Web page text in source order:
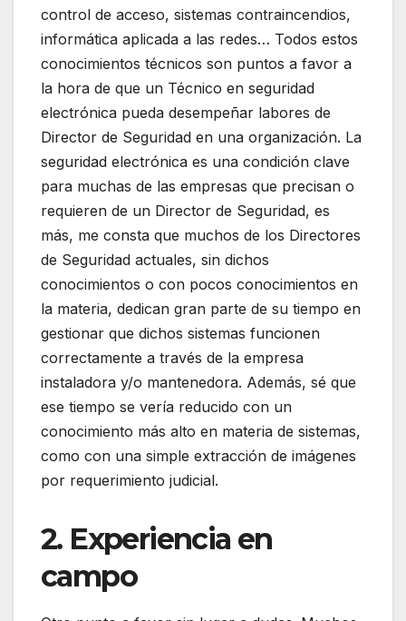
control de acceso, sistemas contraincendios,
informática aplicada a las redes… Todos estos
conocimientos técnicos son puntos a favor a
la hora de que un Técnico en seguridad
electrónica pueda desempeñar labores de
Director de Seguridad en una organización. La
seguridad electrónica es una condición clave
para muchas de las empresas que precisan o
requieren de un Director de Seguridad, es
más, me consta que muchos de los Directores
de Seguridad actuales, sin dichos
conocimientos o con pocos conocimientos en
la materia, dedican gran parte de su tiempo en
gestionar que dichos sistemas funcionen
correctamente a través de la empresa
instaladora y/o mantenedora. Además, sé que
ese tiempo se vería reducido con un
conocimiento más alto en materia de sistemas,
como con una simple extracción de imágenes
por requerimiento judicial.
2. Experiencia en
campo